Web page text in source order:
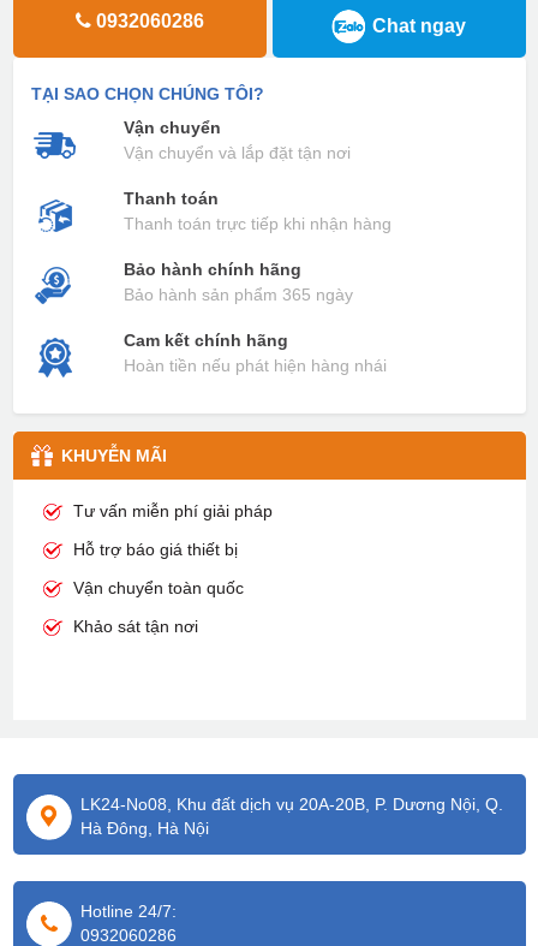
0932060286 Chat ngay
TẠI SAO CHỌN CHÚNG TÔI?
Vận chuyển
Vận chuyển và lắp đặt tận nơi
Thanh toán
Thanh toán trực tiếp khi nhận hàng
Bảo hành chính hãng
Bảo hành sản phẩm 365 ngày
Cam kết chính hãng
Hoàn tiền nếu phát hiện hàng nhái
KHUYỄN MÃI
Tư vấn miễn phí giải pháp
Hỗ trợ báo giá thiết bị
Vận chuyển toàn quốc
Khảo sát tận nơi
LK24-No08, Khu đất dịch vụ 20A-20B, P. Dương Nội, Q.
Hà Đông, Hà Nội
Hotline 24/7:
0932060286